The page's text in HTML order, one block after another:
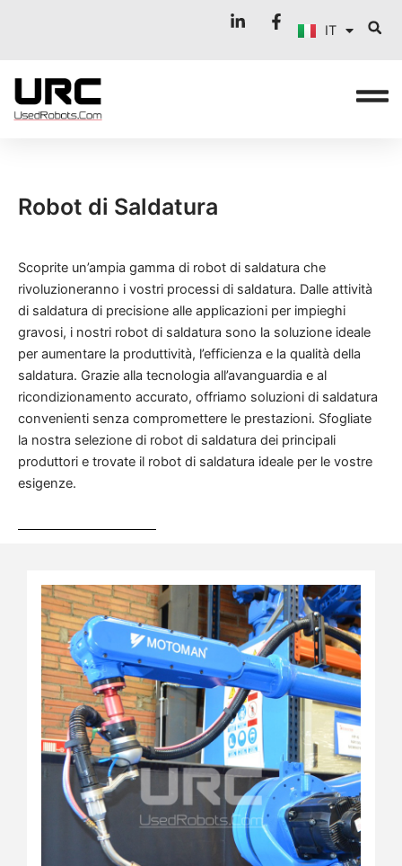
IT
FR
Robot di Saldatura
Scoprite un’ampia gamma di robot di saldatura che
rivoluzioneranno i vostri processi di saldatura. Dalle attività
di saldatura di precisione alle applicazioni per impieghi
gravosi, i nostri robot di saldatura sono la soluzione ideale
per aumentare la produttività, l’efficienza e la qualità della
saldatura. Grazie alla tecnologia all’avanguardia e al
ricondizionamento accurato, offriamo soluzioni di saldatura
convenienti senza compromettere le prestazioni. Sfogliate
la nostra selezione di robot di saldatura dei principali
produttori e trovate il robot di saldatura ideale per le vostre
esigenze.